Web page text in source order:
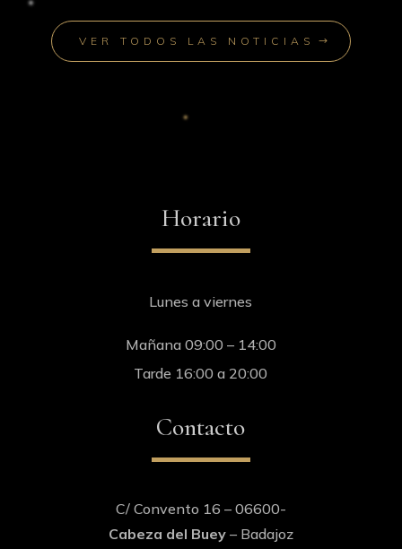
VER TODOS LAS NOTICIAS
Horario
Lunes a viernes
Mañana 09:00 – 14:00
Tarde 16:00 a 20:00
Contacto
C/ Convento 16 – 06600-
Cabeza del Buey– Badajoz